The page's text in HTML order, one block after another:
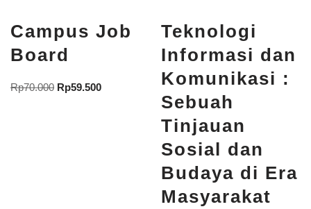
Campus Job
Board
Rp70.000 Rp59.500
Teknologi
Informasi dan
Komunikasi :
Sebuah
Tinjauan
Sosial dan
Budaya di Era
Masyarakat